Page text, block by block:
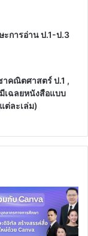
ะการอ่าน ป.1-ป.3
คณิตศาสตร์ ป.1 ,
เฉลยหนังสือแบบ
ต่ละเล่ม)